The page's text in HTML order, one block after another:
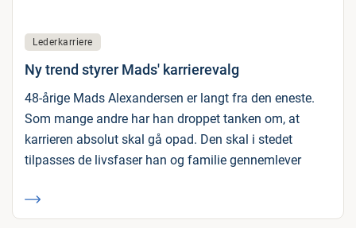
Lederkarriere
Ny trend styrer Mads' karrierevalg
48-årige Mads Alexandersen er langt fra den eneste.
Som mange andre har han droppet tanken om, at
karrieren absolut skal gå opad. Den skal i stedet
tilpasses de livsfaser han og familie gennemlever